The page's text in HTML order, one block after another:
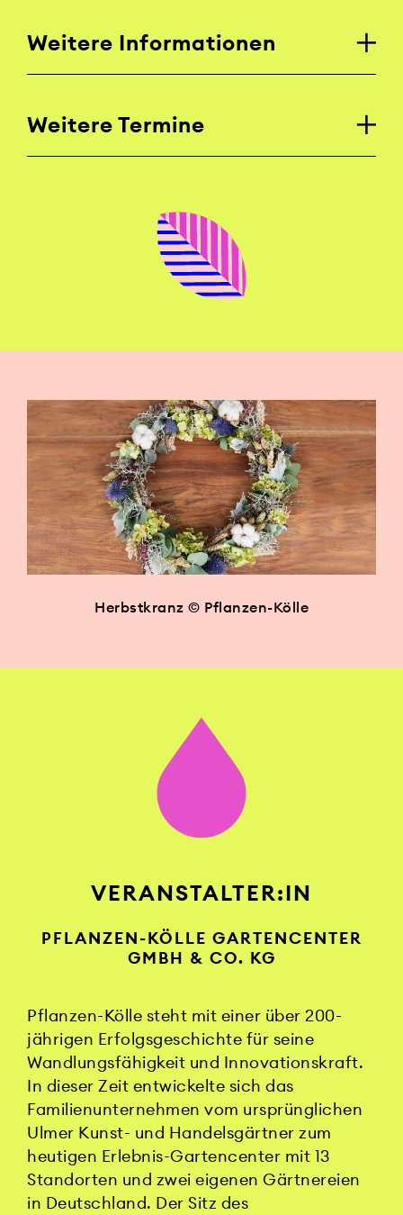
Weitere Informationen
Weitere Termine
Herbstkranz © Pflanzen-Kölle
VERANSTALTER:IN
PFLANZEN-KÖLLE GARTENCENTER
GMBH & CO. KG
Pflanzen-Kölle steht mit einer über 200-
jährigen Erfolgsgeschichte für seine
Wandlungsfähigkeit und Innovationskraft.
In dieser Zeit entwickelte sich das
Familienunternehmen vom ursprünglichen
Ulmer Kunst- und Handelsgärtner zum
heutigen Erlebnis-Gartencenter mit 13
Standorten und zwei eigenen Gärtnereien
in Deutschland. Der Sitz des